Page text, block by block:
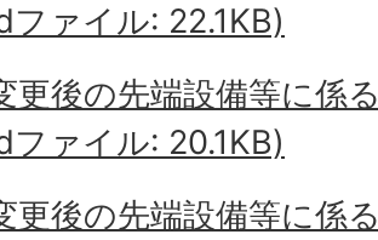
ファイル: 22.1KB)
更後の先端設備等に係
ファイル: 20.1KB)
更後の先端設備等に係